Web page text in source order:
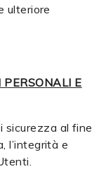
ulteriore
E
sicurezza al fine
l’integrità e